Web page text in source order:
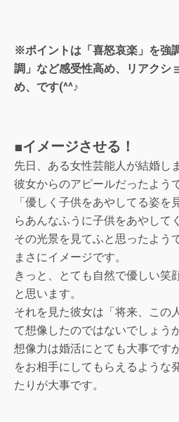
※ポイントは「喜怒哀楽」を強
調」など感受性高め、リアクシ
め、です(^^♪
■イメージさせる！
先日、ある女性芸能人が結婚し
彼女からのアピールだったよう
「優しく子供をあやしてる姿を
らあんなふうに子供をあやして
その光景を見てふと思ったよう
まさにイメージです。
きっと、とても自然で優しい笑
と思います。
それを見た彼女は「将来、この
て想像したのではないでしょうか
想像力は婚活にとても大事です
をお相手にしてもらえるような
たりが大事です。